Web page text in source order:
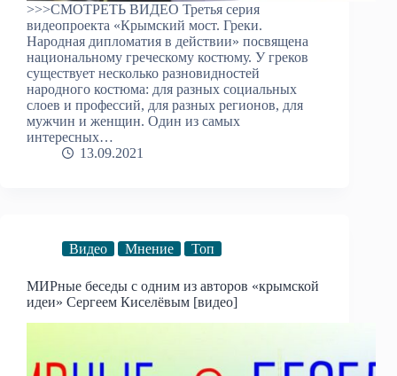
>>>СМОТРЕТЬ ВИДЕО Третья серия
видеопроекта «Крымский мост. Греки.
Народная дипломатия в действии» посвящена
национальному греческому костюму. У греков
существует несколько разновидностей
народного костюма: для разных социальных
слоев и профессий, для разных регионов, для
мужчин и женщин. Один из самых
интересных…
13.09.2021
Видео Мнение Топ
МИРные беседы с одним из авторов «крымской
идеи» Сергеем Киселёвым [видео]